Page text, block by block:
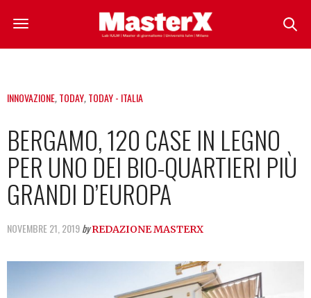
INNOVAZIONE,TODAY,TODAY - ITALIA
BERGAMO, 120 CASE IN LEGNO
PER UNO DEI BIO-QUARTIERI PIÙ
GRANDI D’EUROPA
NOVEMBRE 21, 2019by REDAZIONE MASTERX